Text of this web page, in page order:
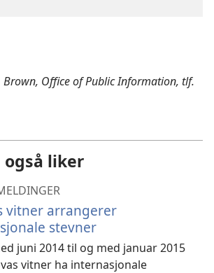
Brown, Office of Public Information, tlf.
også liker
vitner arrangerer
stevner
juni 2014 til og med januar 2015
vitner ha internasjonale